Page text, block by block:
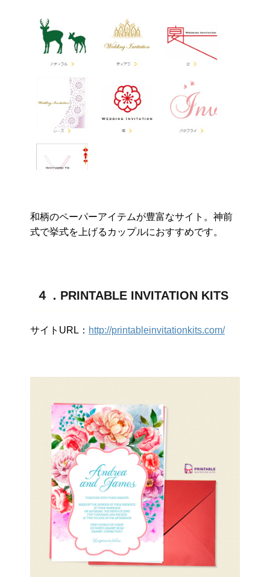
和柄のペーパーアイテムが豊富なサイト。神前
式で挙式を上げるカップルにおすすめです。
４．PRINTABLE INVITATION KITS
サイトURL： http://printableinvitationkits.com/